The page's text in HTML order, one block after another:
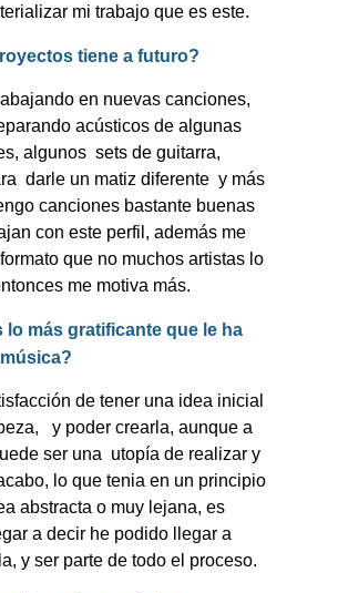
mi trabajo que es este.
tiene a futuro?
en nuevas canciones,
acústicos de algunas
algunos sets de guitarra,
darle un matiz diferente y más
canciones bastante buenas
con este perfil, además me
que no muchos artistas lo
me motiva más.
lo más gratificante que le ha
de tener una idea inicial
y poder crearla, aunque a
ser una utopía de realizar y
lo que tenia en un principio
abstracta o muy lejana, es
a decir he podido llegar a
y ser parte de todo el proceso.